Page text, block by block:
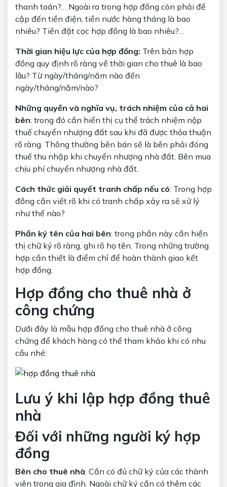
thanh toán?… Ngoài ra trong hợp đồng còn phải đề
cập đến tiền điện, tiền nước hàng tháng là bao
nhiêu? Tiền đặt cọc hợp đồng là bao nhiêu?…
Thời gian hiệu lực của hợp đồng: Trên bản hợp
đồng quy định rõ ràng về thời gian cho thuê là bao
lâu? Từ ngày/tháng/năm nào đến
ngày/tháng/năm/nào?
Những quyền và nghĩa vụ, trách nhiệm của cả hai
bên: trong đó cần hiển thị cụ thể trách nhiệm nộp
thuế chuyển nhượng đất sau khi đã được thỏa thuận
rõ ràng. Thông thường bên bán sẽ là bên phải đóng
thuế thu nhập khi chuyển nhượng nhà đất. Bên mua
chịu phí chuyển nhượng nhà đất.
Cách thức giải quyết tranh chấp nếu có: Trong hợp
đồng cần viết rõ khi có tranh chấp xảy ra sẽ xử lý
như thế nào?
Phần ký tên của hai bên: trong phần này cần hiển
thị chữ ký rõ ràng, ghi rõ họ tên. Trong những trường
hợp cần thiết là điểm chỉ để hoàn thành giao kết
hợp đồng.
Hợp đồng cho thuê nhà ở
công chứng
Dưới đây là mẫu hợp đồng cho thuê nhà ở công
chứng để khách hàng có thể tham khảo khi có nhu
cầu nhé:
Lưu ý khi lập hợp đồng thuê
nhà
Đối với những người ký hợp
đồng
Bên cho thuê nhà: Cần có đủ chữ ký của các thành
viên trong gia đình. Ngoài chữ ký cần có thêm các